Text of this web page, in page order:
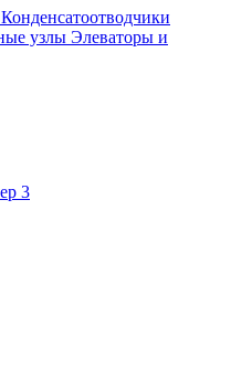
Конденсатоотводчики
Элеваторы и